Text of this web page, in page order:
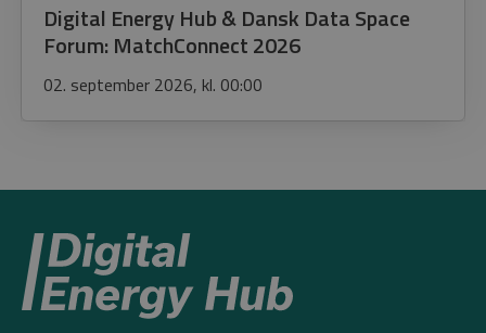
Digital Energy Hub & Dansk Data Space
Forum: MatchConnect 2026
02. september 2026, kl. 00:00